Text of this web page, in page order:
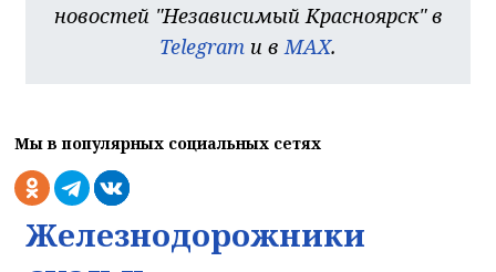
новостей "Независимый Красноярск" в
Telegram и в MAX.
Мы в популярных социальных сетях
Железнодорожники